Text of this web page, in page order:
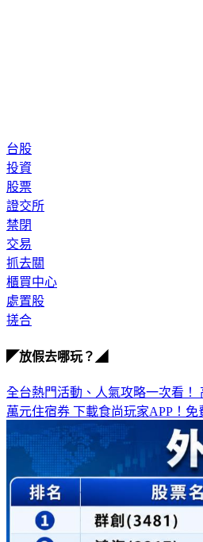
台股
投資
股票
證交所
禁閉
交易
抓去關
櫃買中心
處置股
搓合
◤放假去哪玩？◢
全台熱門活動、人氣攻略一次看！
萬元住宿券 下載食尚玩家APP！免